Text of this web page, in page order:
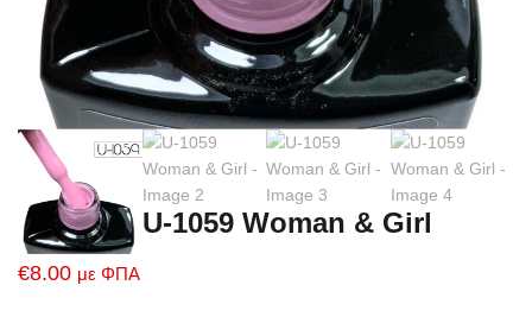
U-1059 Woman & Girl
€8.00 με ΦΠΑ